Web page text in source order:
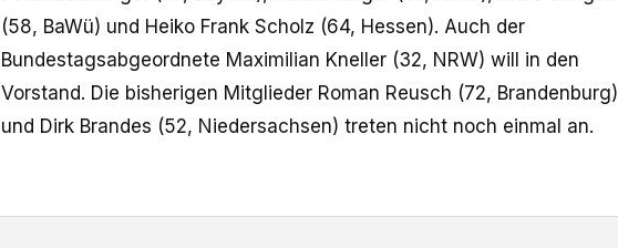
(58, BaWü) und Heiko Frank Scholz (64, Hessen). Auch der
Bundestagsabgeordnete Maximilian Kneller (32, NRW) will in den
Vorstand. Die bisherigen Mitglieder Roman Reusch (72, Brandenburg)
und Dirk Brandes (52, Niedersachsen) treten nicht noch einmal an.